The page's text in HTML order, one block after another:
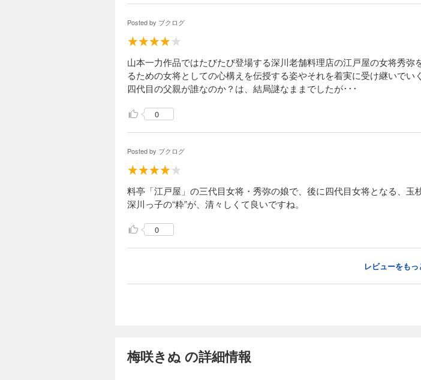
Posted by ブクログ
山本一力作品ではたびたび登場する深川老舗料理店の江戸屋の女将秀
るための女将としての心構えを伝授する姿やそれを着実に受け継いでい
四代目の父親が誰なのか？は、結局謎なままでしたが･･･
0
Posted by ブクログ
料亭「江戸屋」の三代目女将・秀弥の娘で、後に四代目女将となる、玉
深川っ子の“粋”が、清々しくて良いですね。
0
レビューをもっ
梅咲きぬ の詳細情報